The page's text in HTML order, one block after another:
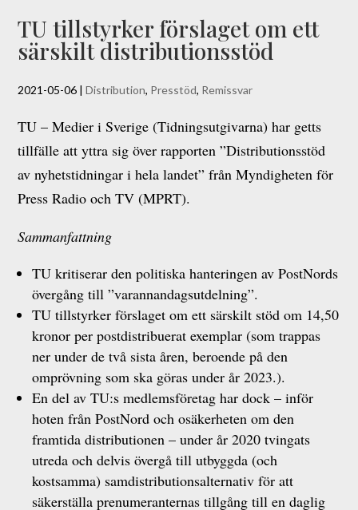
TU tillstyrker förslaget om ett
särskilt distributionsstöd
2021-05-06 |Distribution, Presstöd, Remissvar
TU – Medier i Sverige (Tidningsutgivarna) har getts
tillfälle att yttra sig över rapporten ”Distributionsstöd
av nyhetstidningar i hela landet” från Myndigheten för
Press Radio och TV (MPRT).
Sammanfattning
TU kritiserar den politiska hanteringen av PostNords
övergång till ”varannandagsutdelning”.
TU tillstyrker förslaget om ett särskilt stöd om 14,50
kronor per postdistribuerat exemplar (som trappas
ner under de två sista åren, beroende på den
omprövning som ska göras under år 2023.).
En del av TU:s medlemsföretag har dock – inför
hoten från PostNord och osäkerheten om den
framtida distributionen – under år 2020 tvingats
utreda och delvis övergå till utbyggda (och
kostsamma) samdistributionsalternativ för att
säkerställa prenumeranternas tillgång till en daglig